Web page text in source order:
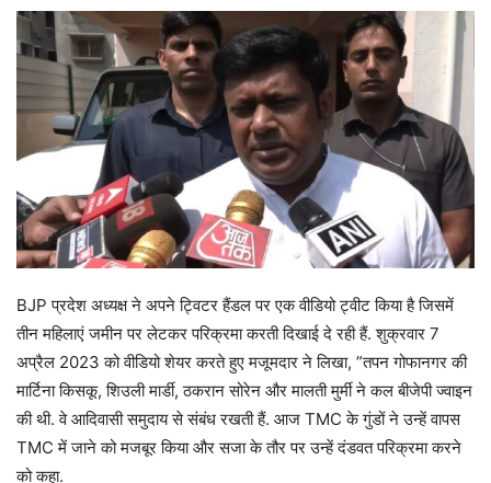
BJP प्रदेश अध्यक्ष ने अपने ट्विटर हैंडल पर एक वीडियो ट्वीट किया है जिसमें
तीन महिलाएं जमीन पर लेटकर परिक्रमा करती दिखाई दे रही हैं. शुक्रवार 7
अप्रैल 2023 को वीडियो शेयर करते हुए मजूमदार ने लिखा, ”तपन गोफानगर की
मार्टिना किसकू, शिउली मार्डी, ठकरान सोरेन और मालती मुर्मी ने कल बीजेपी ज्वाइन
की थी. वे आदिवासी समुदाय से संबंध रखती हैं. आज TMC के गुंडों ने उन्हें वापस
TMC में जाने को मजबूर किया और सजा के तौर पर उन्हें दंडवत परिक्रमा करने
को कहा.